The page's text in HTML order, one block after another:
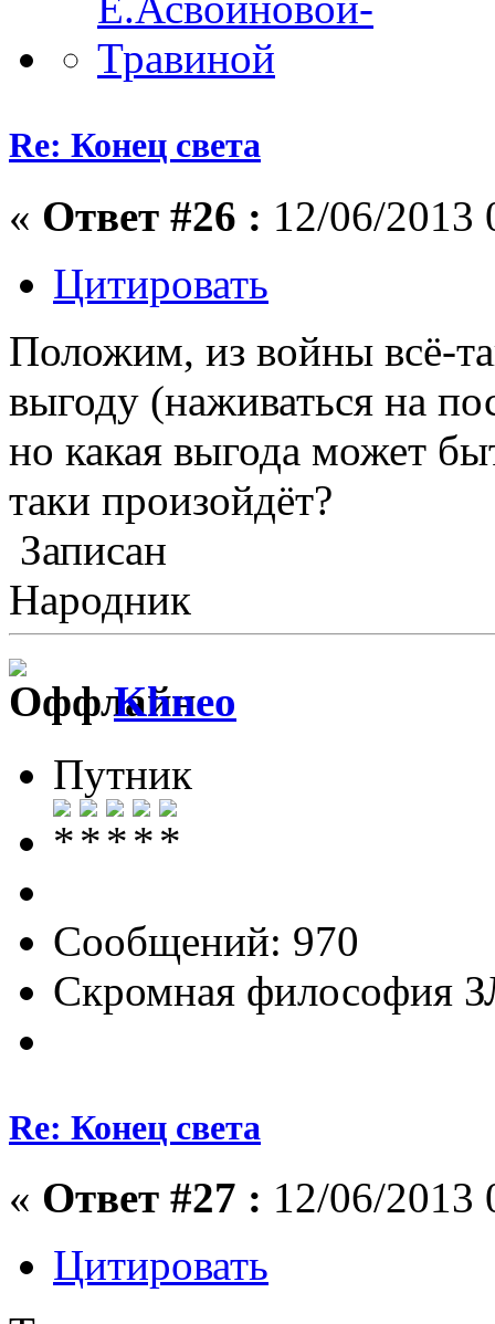
Re: Конец света
« Ответ #26 : 12/06/2013
Цитировать
Положим, из войны всё-
выгоду (наживаться на
но какая выгода может
таки произойдёт?
Записан
Народник
Khneo
Путник
Сообщений: 970
Скромная философия
Re: Конец света
« Ответ #27 : 12/06/2013
Цитировать